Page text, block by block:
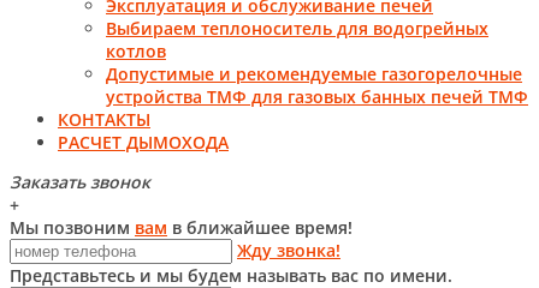
Эксплуатация и обслуживание печей
Выбираем теплоноситель для водогрейных
котлов
Допустимые и рекомендуемые газогорелочные
устройства ТМФ для газовых банных печей ТМФ
КОНТАКТЫ
РАСЧЕТ ДЫМОХОДА
Заказать звонок
+
Мы позвоним вам в ближайшее время!
Жду звонка!
Представьтесь и мы будем называть вас по имени.